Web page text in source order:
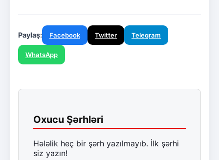
Paylaş: Facebook Twitter Telegram
WhatsApp
Oxucu Şərhləri
Hələlik heç bir şərh yazılmayıb. İlk şərhi
siz yazın!